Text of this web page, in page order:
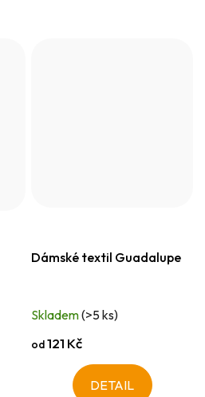
Dámské textil Guadalupe
Skladem(>5 ks)
od121 Kč
DETAIL